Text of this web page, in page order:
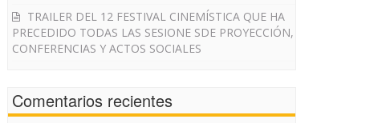
TRAILER DEL 12 FESTIVAL CINEMÍSTICA QUE HA
PRECEDIDO TODAS LAS SESIONE SDE PROYECCIÓN,
CONFERENCIAS Y ACTOS SOCIALES
Comentarios recientes